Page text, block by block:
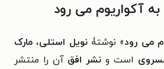
آکواریوم می رود
می رود» نوشتۀنویل استلی، مارک
است و نشر افق آن را منتشر